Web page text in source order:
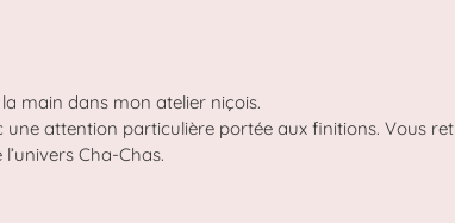
main dans mon atelier niçois.
une attention particulière portée aux finitions. Vous
Cha-Chas.